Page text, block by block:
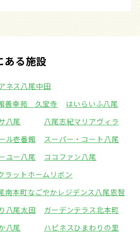
ある施設
ネス八尾中田
善幸苑 久宝寺
はいらいふ八尾
八尾
八尾志紀マリアヴィラ
ル壱番館
スーパー・コート八尾
ユー八尾
ココファン八尾
ラットホームリボン
南本町なごやかレジデンス八尾恩智
八尾太田
ガーデンテラス北本町
八尾
ハピネスひまわりの里